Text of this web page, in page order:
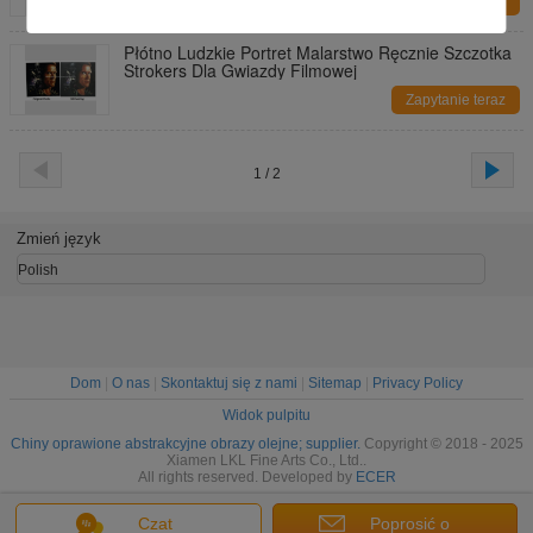
Płótno Ludzkie Portret Malarstwo Ręcznie Szczotka
Strokers Dla Gwiazdy Filmowej
Zapytanie teraz
1 / 2
Czat Poprosić o
Zmień język
Polish
Dom O nas Skontaktuj się z nami Sitemap
Privacy Policy
Widok pulpitu
Chiny oprawione abstrakcyjne obrazy olejne; supplier. Copyright © 2018 - 2025
Xiamen LKL Fine Arts Co., Ltd..
All rights reserved. Developed by ECER